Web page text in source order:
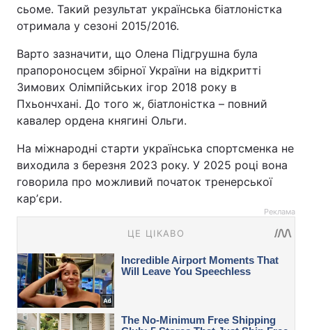
сьоме. Такий результат українська біатлоністка
отримала у сезоні 2015/2016.
Варто зазначити, що Олена Підгрушна була
прапороносцем збірної України на відкритті
Зимових Олімпійських ігор 2018 року в
Пхьончхані. До того ж, біатлоністка – повний
кавалер ордена княгині Ольги.
На міжнародні старти українська спортсменка не
виходила з березня 2023 року. У 2025 році вона
говорила про можливий початок тренерської
карʼєри.
Реклама